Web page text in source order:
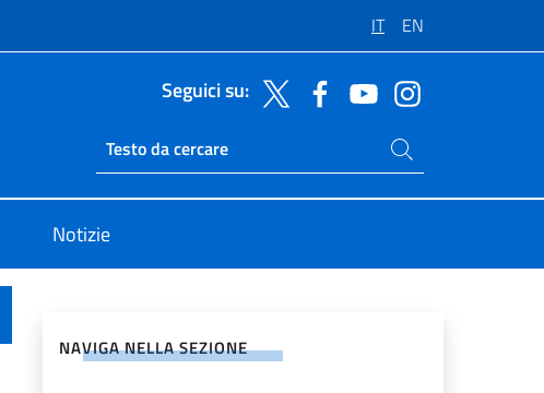
IT EN
Seguici su:
Ricerca sito live
Cerca nel sito
Notizie
NAVIGA NELLA SEZIONE